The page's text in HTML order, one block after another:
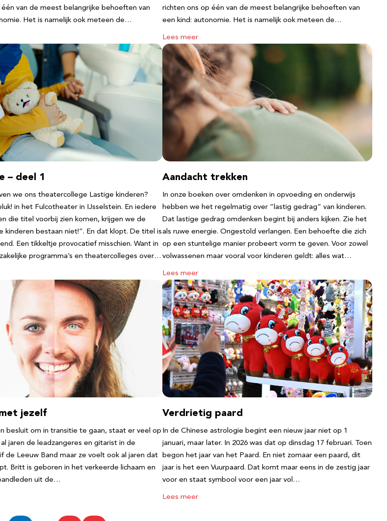
van de meest belangrijke behoeften van
Het is namelijk ook meteen de…
richten ons op één van de meest belangrijke behoeften van
een kind: autonomie. Het is namelijk ook meteen de…
Lees meer
– deel 1
we ons theatercollege Lastige kinderen?
in het Fulcotheater in IJsselstein. En iedere
die titel voorbij zien komen, krijgen we de
kinderen bestaan niet!”. En dat klopt. De titel is
Een tikkeltje provocatief misschien. Want in
programma’s en theatercolleges over…
Aandacht trekken
In onze boeken over omdenken in opvoeding en onderwijs
hebben we het regelmatig over “lastig gedrag” van kinderen.
Dat lastige gedrag omdenken begint bij anders kijken. Zie het
als ruwe energie. Ongestold verlangen. Een behoefte die zich
op een stuntelige manier probeert vorm te geven. Voor zowel
volwassenen maar vooral voor kinderen geldt: alles wat…
Lees meer
jezelf
besluit om in transitie te gaan, staat er veel op
jaren de leadzangeres en gitarist in de
de Leeuw Band maar ze voelt ook al jaren dat
Britt is geboren in het verkeerde lichaam en
uit de…
Verdrietig paard
In de Chinese astrologie begint een nieuw jaar niet op 1
januari, maar later. In 2026 was dat op dinsdag 17 februari. Toen
begon het jaar van het Paard. En niet zomaar een paard, dit
jaar is het een Vuurpaard. Dat komt maar eens in de zestig jaar
voor en staat symbool voor een jaar vol…
Lees meer